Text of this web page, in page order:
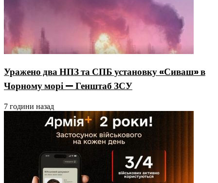
Уражено два НПЗ та СПБ установку «Сиваш» в
Чорному морі — Генштаб ЗСУ
7 години назад